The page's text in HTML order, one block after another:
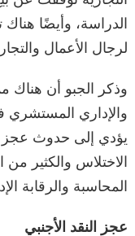
الدراسة، وأيضًا
لرجال الأعمال
وذكر الجبو أن هناك
والإداري المستشري
يؤدي إلى حدوث عجز
الاختلاس والكثير من
المحاسبة والرقابة
عجز النقد الأجنبي